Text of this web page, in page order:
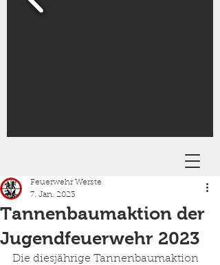
Tannenbaumaktion der
Jugendfeuerwehr 2023
Feuerwehr Werste
7. Jan. 2023
Die diesjährige Tannenbaumaktion